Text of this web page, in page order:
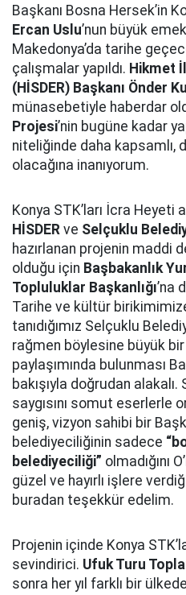
Başkanı Bosna Hersek’in
Ercan Uslu’nun büyük
Makedonya’da tarihe
çalışmalar yapıldı. Hikmet
(HİSDER) Başkanı Önder
münasebetiyle haberdar
Projesi’nin bugüne kadar
niteliğinde daha kapsamlı,
olacağına inanıyorum.
Konya STK’ları İcra Heyeti
HİSDER ve Selçuklu
hazırlanan projenin maddi
olduğu için Başbakanlık
Topluluklar Başkanlığı’na
Tarihe ve kültür
tanıdığımız Selçuklu
rağmen böylesine büyük
paylaşımında bulunması
bakışıyla doğrudan
saygısını somut eserlerle
geniş, vizyon sahibi bir
belediyeciliğinin sadece
belediyeciliği” olmadığını
güzel ve hayırlı işlere
buradan teşekkür edelim.
Projenin içinde Konya
sevindirici. Ufuk Turu
sonra her yıl farklı bir